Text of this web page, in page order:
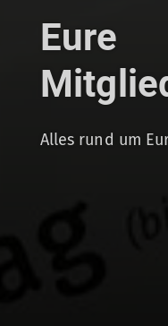
Eure
Alles rund um